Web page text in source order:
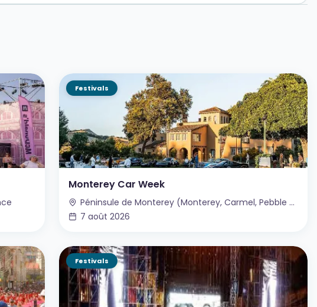
Festivals
Monterey Car Week
Péninsule de Monterey (Monterey, Carmel, Pebble Beach), Californie, USA
7 août 2026
Festivals